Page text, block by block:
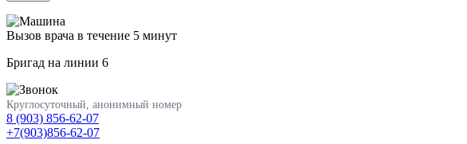
Вызов врача в течение 5 минут
Бригад на линии 6
Круглосуточный, анонимный номер
8 (903) 856-62-07
+7(903)856-62-07